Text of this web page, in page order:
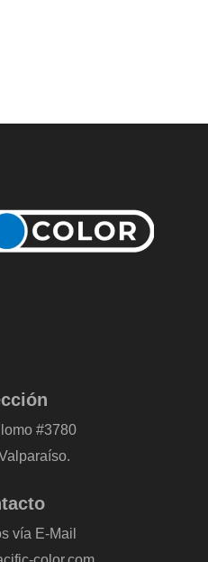
#3780
vía E-Mail